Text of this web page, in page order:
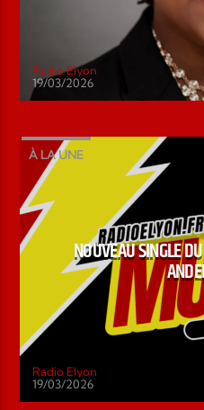
Radio Elyon
19/03/2026
À LA UNE
NOUVEAU SINGLE
Radio Elyon
19/03/2026